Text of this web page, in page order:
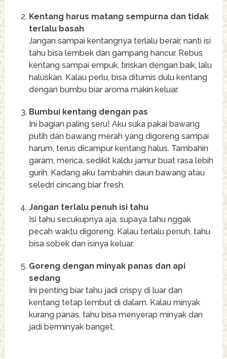
Kentang harus matang sempurna dan tidak
terlalu basah
Jangan sampai kentangnya terlalu berair, nanti isi
tahu bisa lembek dan gampang hancur. Rebus
kentang sampai empuk, tiriskan dengan baik, lalu
haluskan. Kalau perlu, bisa ditumis dulu kentang
dengan bumbu biar aroma makin keluar.
Bumbui kentang dengan pas
Ini bagian paling seru! Aku suka pakai bawang
putih dan bawang merah yang digoreng sampai
harum, terus dicampur kentang halus. Tambahin
garam, merica, sedikit kaldu jamur buat rasa lebih
gurih. Kadang aku tambahin daun bawang atau
seledri cincang biar fresh.
Jangan terlalu penuh isi tahu
Isi tahu secukupnya aja, supaya tahu nggak
pecah waktu digoreng. Kalau terlalu penuh, tahu
bisa sobek dan isinya keluar.
Goreng dengan minyak panas dan api
sedang
Ini penting biar tahu jadi crispy di luar dan
kentang tetap lembut di dalam. Kalau minyak
kurang panas, tahu bisa menyerap minyak dan
jadi berminyak banget.